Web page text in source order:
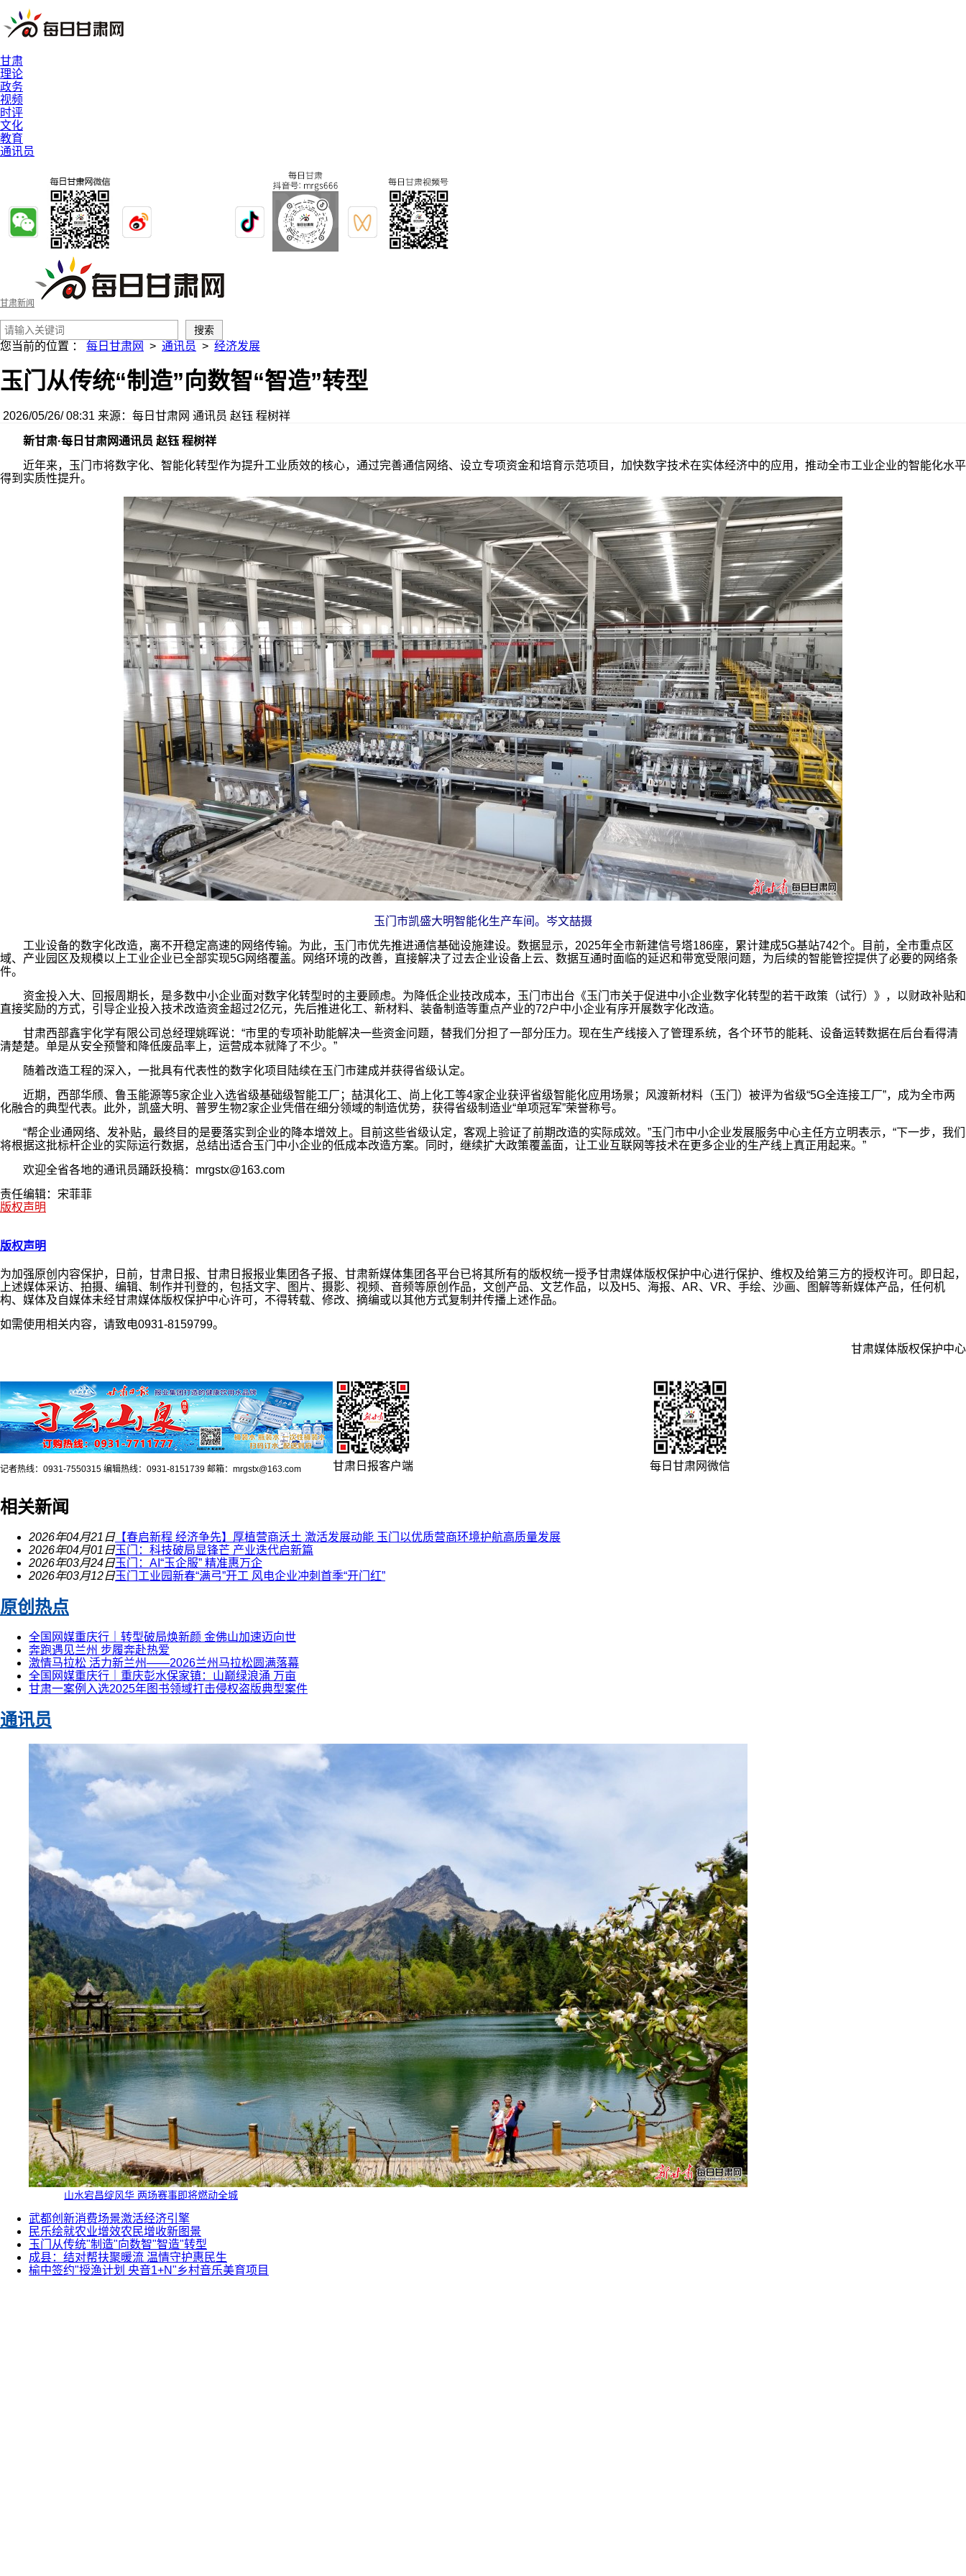
甘肃
理论
政务
视频
时评
文化
教育
通讯员
甘肃新闻
您当前的位置 ： 每日甘肃网 > 通讯员 > 经济发展
玉门从传统“制造”向数智“智造”转型
2026/05/26/ 08:31 来源：每日甘肃网 通讯员 赵钰 程树祥
新甘肃·每日甘肃网通讯员 赵钰 程树祥
近年来，玉门市将数字化、智能化转型作为提升工业质效的核心，通过完善通信网络、设立专项资金和培育示范项目，加快数字技术在实体经济中的应用，推动全市工业企业的智能化水平
得到实质性提升。
玉门市凯盛大明智能化生产车间。岑文喆摄
工业设备的数字化改造，离不开稳定高速的网络传输。为此，玉门市优先推进通信基础设施建设。数据显示，2025年全市新建信号塔186座，累计建成5G基站742个。目前，全市重点区
域、产业园区及规模以上工业企业已全部实现5G网络覆盖。网络环境的改善，直接解决了过去企业设备上云、数据互通时面临的延迟和带宽受限问题，为后续的智能管控提供了必要的网络条
件。
资金投入大、回报周期长，是多数中小企业面对数字化转型时的主要顾虑。为降低企业技改成本，玉门市出台《玉门市关于促进中小企业数字化转型的若干政策（试行）》，以财政补贴和
直接奖励的方式，引导企业投入技术改造资金超过2亿元，先后推进化工、新材料、装备制造等重点产业的72户中小企业有序开展数字化改造。
甘肃西部鑫宇化学有限公司总经理姚晖说：“市里的专项补助能解决一些资金问题，替我们分担了一部分压力。现在生产线接入了管理系统，各个环节的能耗、设备运转数据在后台看得清
清楚楚。单是从安全预警和降低废品率上，运营成本就降了不少。”
随着改造工程的深入，一批具有代表性的数字化项目陆续在玉门市建成并获得省级认定。
近期，西部华颀、鲁玉能源等5家企业入选省级基础级智能工厂；喆淇化工、尚上化工等4家企业获评省级智能化应用场景；风渡新材料（玉门）被评为省级“5G全连接工厂”，成为全市两
化融合的典型代表。此外，凯盛大明、普罗生物2家企业凭借在细分领域的制造优势，获得省级制造业“单项冠军”荣誉称号。
“帮企业通网络、发补贴，最终目的是要落实到企业的降本增效上。目前这些省级认定，客观上验证了前期改造的实际成效。”玉门市中小企业发展服务中心主任方立明表示，“下一步，我们
将根据这批标杆企业的实际运行数据，总结出适合玉门中小企业的低成本改造方案。同时，继续扩大政策覆盖面，让工业互联网等技术在更多企业的生产线上真正用起来。”
欢迎全省各地的通讯员踊跃投稿：mrgstx@163.com
责任编辑：宋菲菲
版权声明
版权声明
为加强原创内容保护，日前，甘肃日报、甘肃日报报业集团各子报、甘肃新媒体集团各平台已将其所有的版权统一授予甘肃媒体版权保护中心进行保护、维权及给第三方的授权许可。即日起，
上述媒体采访、拍摄、编辑、制作并刊登的，包括文字、图片、摄影、视频、音频等原创作品，文创产品、文艺作品，以及H5、海报、AR、VR、手绘、沙画、图解等新媒体产品，任何机
构、媒体及自媒体未经甘肃媒体版权保护中心许可，不得转载、修改、摘编或以其他方式复制并传播上述作品。
如需使用相关内容，请致电0931-8159799。
甘肃媒体版权保护中心
记者热线：0931-7550315 编辑热线：0931-8151739 邮箱：mrgstx@163.com 甘肃日报客户端 每日甘肃网微信
相关新闻
2026年04月21日【春启新程 经济争先】厚植营商沃土 激活发展动能 玉门以优质营商环境护航高质量发展
2026年04月01日玉门：科技破局显锋芒 产业迭代启新篇
2026年03月24日玉门：AI“玉企服” 精准惠万企
2026年03月12日玉门工业园新春“满弓”开工 风电企业冲刺首季“开门红”
原创热点
全国网媒重庆行｜转型破局焕新颜 金佛山加速迈向世
奔跑遇见兰州 步履奔赴热爱
激情马拉松 活力新兰州——2026兰州马拉松圆满落幕
全国网媒重庆行｜重庆彭水保家镇：山巅绿浪涌 万亩
甘肃一案例入选2025年图书领域打击侵权盗版典型案件
通讯员
山水宕昌绽风华 两场赛事即将燃动全城
武都创新消费场景激活经济引擎
民乐绘就农业增效农民增收新图景
玉门从传统"制造"向数智"智造"转型
成县：结对帮扶聚暖流 温情守护惠民生
榆中签约"授渔计划 央音1+N"乡村音乐美育项目